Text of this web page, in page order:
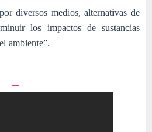
diversos medios, alternativas de
los impactos de sustancias
ambiente”.